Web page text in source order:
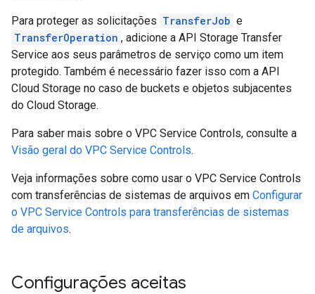
Para proteger as solicitações TransferJob e
TransferOperation , adicione a API Storage Transfer
Service aos seus parâmetros de serviço como um item
protegido. Também é necessário fazer isso com a API
Cloud Storage no caso de buckets e objetos subjacentes
do Cloud Storage.
Para saber mais sobre o VPC Service Controls, consulte a
Visão geral do VPC Service Controls.
Veja informações sobre como usar o VPC Service Controls
com transferências de sistemas de arquivos em Configurar
o VPC Service Controls para transferências de sistemas
de arquivos.
Configurações aceitas